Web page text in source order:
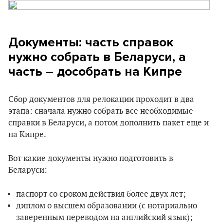
Документы: часть справок
нужно собрать в Беларуси, а
часть – дособрать на Кипре
Сбор документов для релокации проходит в два
этапа: сначала нужно собрать все необходимые
справки в Беларуси, а потом дополнить пакет еще и
на Кипре.
Вот какие документы нужно подготовить в
Беларуси:
паспорт со сроком действия более двух лет;
диплом о высшем образовании (с нотариально
заверенным переводом на английский язык);